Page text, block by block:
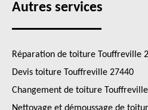
Autres services
Réparation de toiture Touffreville
Devis toiture Touffreville 27440
Changement de toiture